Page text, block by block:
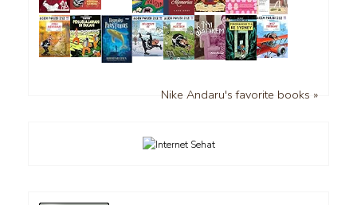
Nike Andaru's favorite books »